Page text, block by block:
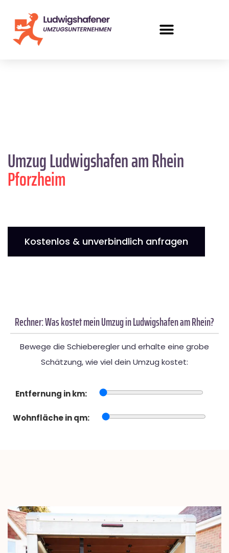
Umzug Ludwigshafen am Rhein
Pforzheim
Kostenlos & unverbindlich anfragen
Rechner: Was kostet mein Umzug in Ludwigshafen am Rhein?
Bewege die Schieberegler und erhalte eine grobe
Schätzung, wie viel dein Umzug kostet:
Entfernung in km:
Wohnfläche in qm: